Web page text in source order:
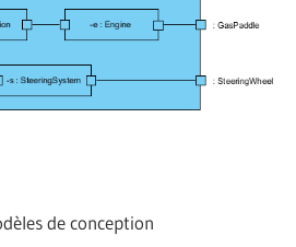
de conception